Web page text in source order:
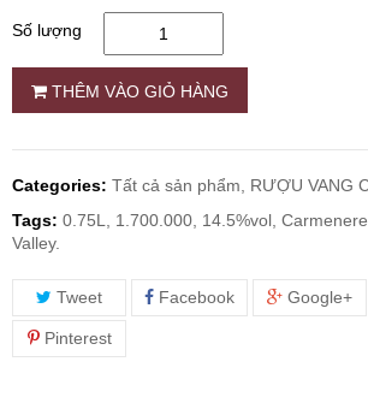
RƯỢU CHAMPANGNE
RƯỢU WHISKY
RƯỢU XO BRANDY
RƯỢU VODKA
RƯỢU COGNAC
RƯỢU VANG ĐÀ LẠT
Số lượng
THÊM VÀO GIỎ HÀNG
Categories: Tất cả sản phẩm,
RƯỢU VANG
Tags: 0.75L, 1.700.000, 14.5%vol,
Valley.
Tweet Facebook Google+
Pinterest